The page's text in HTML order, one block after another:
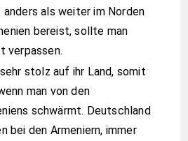
als weiter im Norden
bereist, sollte man
verpassen.
stolz auf ihr Land, somit
man von den
schwärmt. Deutschland
bei den Armeniern, immer